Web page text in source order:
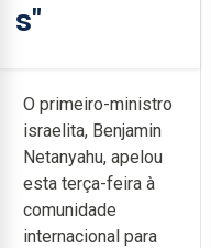
s"
O primeiro-ministro
israelita, Benjamin
Netanyahu, apelou
esta terça-feira à
comunidade
internacional para